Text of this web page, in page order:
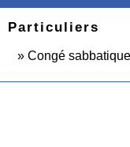
Particuliers
Congé